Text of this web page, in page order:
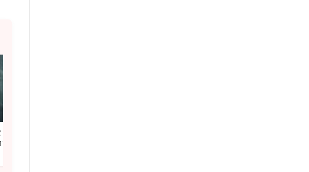
: 14 वर्षीय छात्रा से बलात्कार
शिक्षक गिरफ्तार